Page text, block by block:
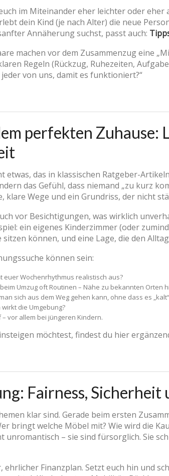
im Miteinander eher leichter oder
dein Kind (je nach Alter) die neue
Annäherung suchst, passt auch:
machen vor dem Zusammenzug eine
Regeln (Rückzug, Ruhezeiten,
von uns, damit es funktioniert?“
perfekten Zuhause:
etwas, das in klassischen Ratgeber-
das Gefühl, dass niemand „zu kurz
klare Wege und ein Grundriss, der nicht
vor Besichtigungen, was wirklich
ein eigenes Kinderzimmer (oder
sitzen können, und eine Lage, die den
können sein:
euer Wochenrhythmus realistisch aus?
Umzug oft Routinen – Nähe zu bekannten Orten
sich aus dem Weg gehen kann, ohne dass es
die Umgebung?
vor allem bei jüngeren Kindern.
möchtest, findest du hier
Fairness, Sicherheit
klar sind. Gerade beim ersten
bringt welche Möbel mit? Wie wird die
unromantisch – sie sind fürsorglich. Sie
Finanzplan. Setzt euch hin und